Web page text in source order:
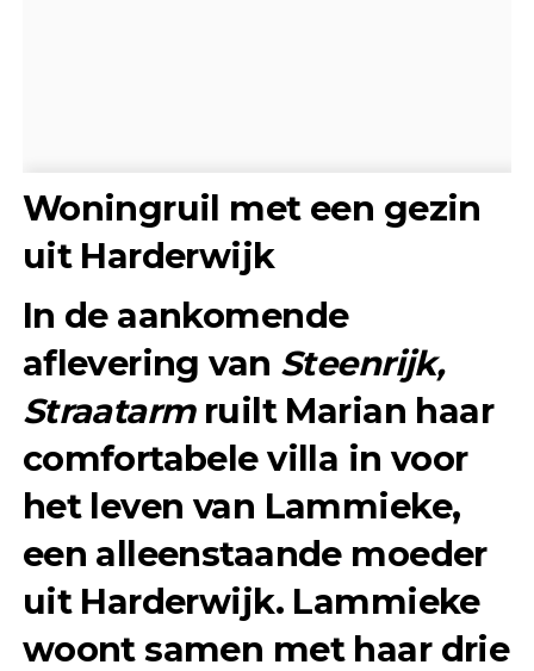
Woningruil met een gezin
uit Harderwijk
In de aankomende
aflevering van Steenrijk,
Straatarmruilt Marian haar
comfortabele villa in voor
het leven van Lammieke,
een alleenstaande moeder
uit Harderwijk. Lammieke
woont samen met haar drie